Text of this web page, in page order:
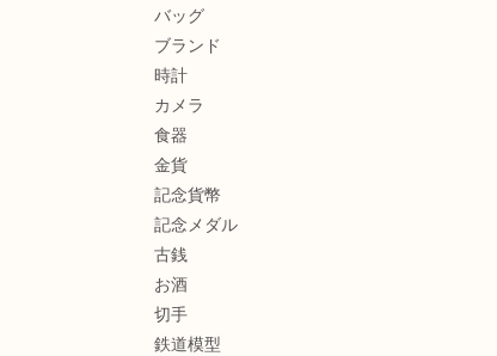
バッグ
ブランド
時計
カメラ
食器
金貨
記念貨幣
記念メダル
古銭
お酒
切手
鉄道模型